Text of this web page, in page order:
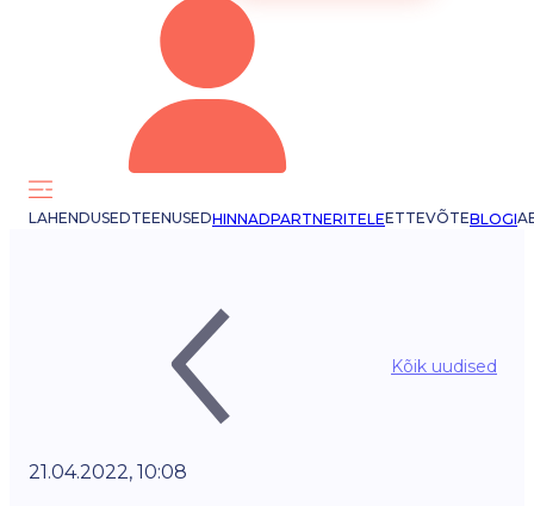
LAHENDUSEDTEENUSEDHINNADPARTNERITELEETTEVÕTEBLOGI
Kõik uudised
21.04.2022, 10:08